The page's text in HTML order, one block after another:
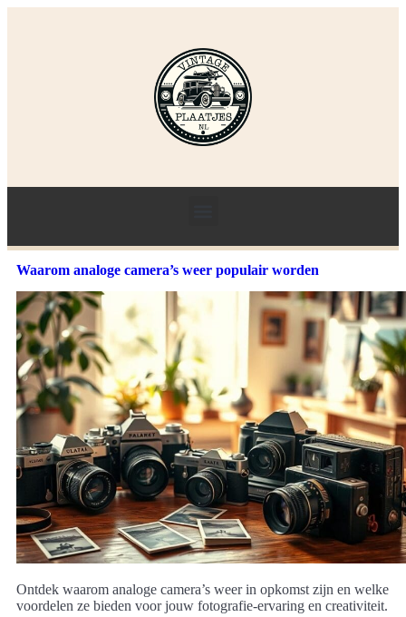
Waarom analoge camera’s weer populair worden
Ontdek waarom analoge camera’s weer in opkomst zijn en welke
voordelen ze bieden voor jouw fotografie-ervaring en creativiteit.